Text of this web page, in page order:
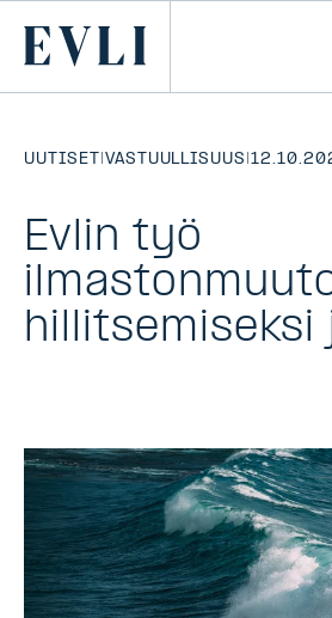
Primary
UUTISET |VASTUULLISUUS |
Evlin työ
hillitsemiseksi